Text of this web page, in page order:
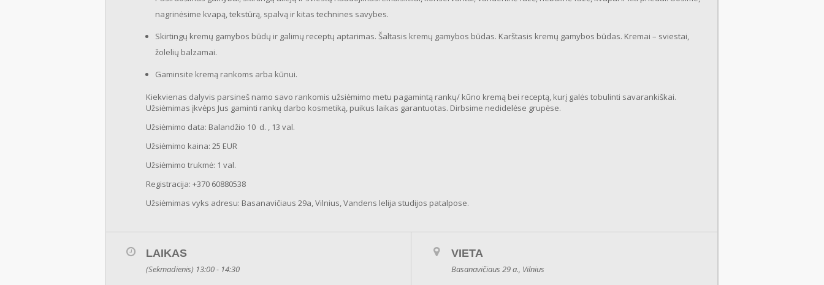
nagrinėsime kvapą, tekstūrą, spalvą ir kitas technines savybes.
Skirtingų kremų gamybos būdų ir galimų receptų aptarimas. Šaltasis kremų gamybos būdas. Karštasis kremų gamybos būdas. Kremai – sviestai,
žolelių balzamai.
Gaminsite kremą rankoms arba kūnui.
Kiekvienas dalyvis parsineš namo savo rankomis užsiėmimo metu pagamintą rankų/ kūno kremą bei receptą, kurį galės tobulinti savarankiškai.
Užsiėmimas įkvėps Jus gaminti rankų darbo kosmetiką, puikus laikas garantuotas. Dirbsime nedidelėse grupėse.
Užsiėmimo data: Balandžio 10 d. , 13 val.
Užsiėmimo kaina: 25 EUR
Užsiėmimo trukmė: 1 val.
Registracija: +370 60880538
Užsiėmimas vyks adresu: Basanavičiaus 29a, Vilnius, Vandens lelija studijos patalpose.
LAIKAS
(Sekmadienis) 13:00 - 14:30
VIETA
Basanavičiaus 29 a., Vilnius